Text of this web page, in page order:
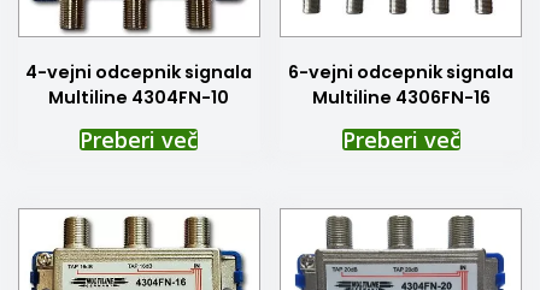
4-vejni odcepnik signala
Multiline 4304FN-10
Preberi več
6-vejni odcepnik signala
Multiline 4306FN-16
Preberi več